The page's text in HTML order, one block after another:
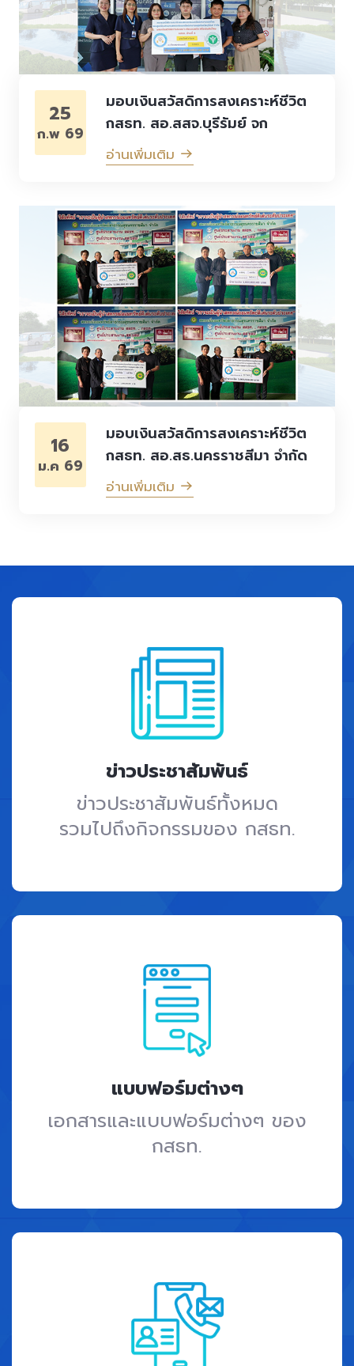
25
ก.พ 69
มอบเงินสวัสดิการสงเคราะห์ชีวิต
กสธท. สอ.สสจ.บุรีรัมย์ จก
อ่านเพิ่มเติม
16
ม.ค 69
มอบเงินสวัสดิการสงเคราะห์ชีวิต
กสธท. สอ.สธ.นครราชสีมา จำกัด
อ่านเพิ่มเติม
ข่าวประชาสัมพันธ์
ข่าวประชาสัมพันธ์ทั้งหมด
รวมไปถึงกิจกรรมของ กสธท.
แบบฟอร์มต่างๆ
เอกสารและแบบฟอร์มต่างๆ ของ
กสธท.